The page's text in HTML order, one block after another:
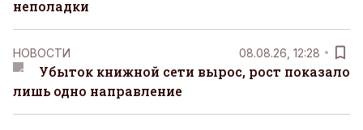
неполадки
НОВОСТИ 08.08.26, 12:28
Убыток книжной сети вырос, рост показало
лишь одно направление